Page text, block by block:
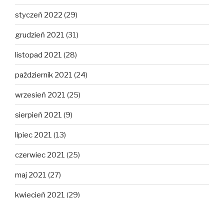
styczeń 2022 (29)
grudzień 2021 (31)
listopad 2021 (28)
październik 2021 (24)
wrzesień 2021 (25)
sierpień 2021 (9)
lipiec 2021 (13)
czerwiec 2021 (25)
maj 2021 (27)
kwiecień 2021 (29)